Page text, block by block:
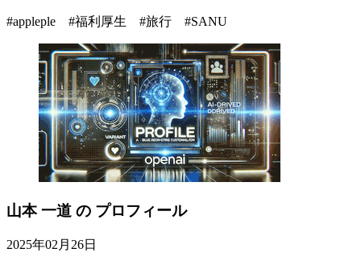
#appleple #福利厚生 #旅行 #SANU
山本 一道 の プロフィール
2025年02月26日